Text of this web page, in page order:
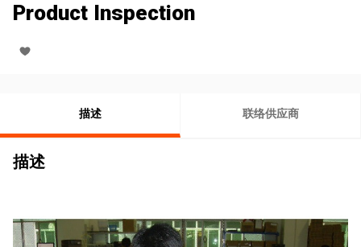
Product Inspection
描述 联络供应商
描述